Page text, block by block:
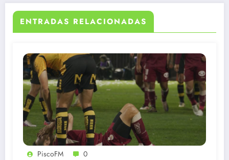
ENTRADAS RELACIONADAS
PiscoFM 0